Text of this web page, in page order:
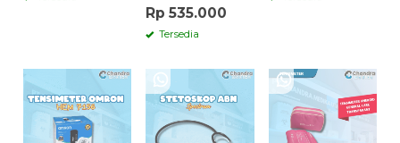
Rp 535.000
Tersedia